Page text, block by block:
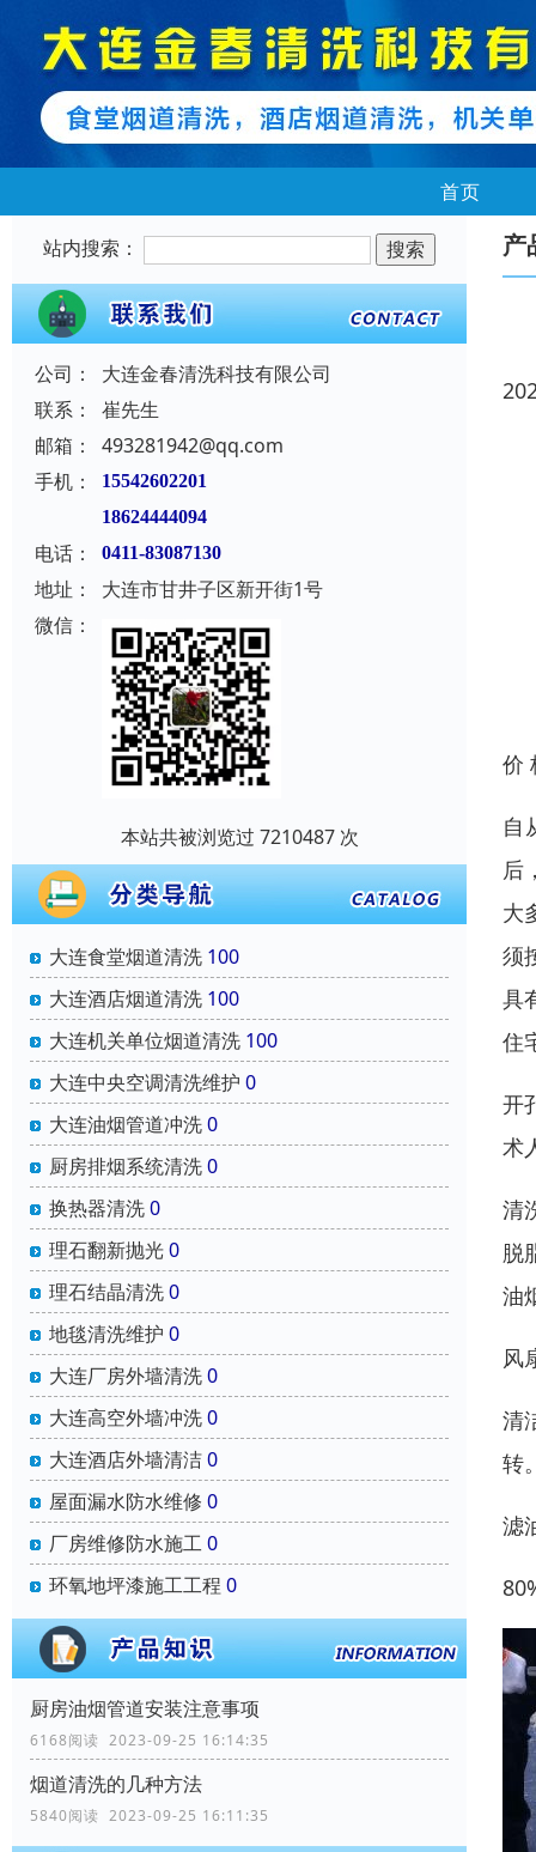
首页
站内搜索：
公司：
大连金春清洗科技有限公司
联系：
崔先生
邮箱：
493281942@qq.com
手机：
15542602201
18624444094
电话： 0411-83087130
地址：
大连市甘井子区新开街1号
微信：
本站共被浏览过 7210487 次
大连食堂烟道清洗 100
大连酒店烟道清洗 100
大连机关单位烟道清洗 100
大连中央空调清洗维护 0
大连油烟管道冲洗0
厨房排烟系统清洗0
换热器清洗0
理石翻新抛光0
理石结晶清洗0
地毯清洗维护 0
大连厂房外墙清洗0
大连高空外墙冲洗0
大连酒店外墙清洁0
屋面漏水防水维修 0
厂房维修防水施工0
环氧地坪漆施工工程 0
厨房油烟管道安装注意事项
6168阅读 2023-09-25 16:14:35
烟道清洗的几种方法
5840阅读 2023-09-25 16:11:35
产
价
自
后
大
须
具
住
开
术
清
脱
油
风
清
转
滤